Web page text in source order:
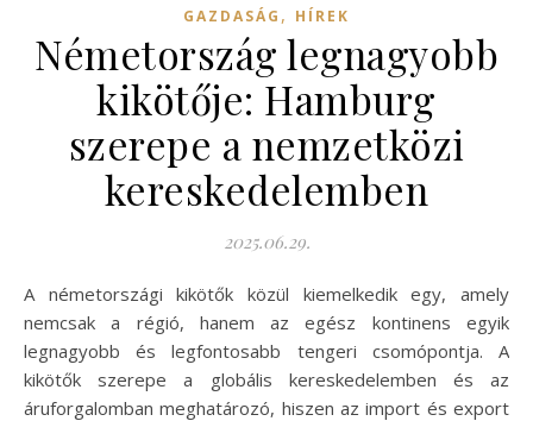
GAZDASÁG , HÍREK
Németország legnagyobb
kikötője: Hamburg
szerepe a nemzetközi
kereskedelemben
2025.06.29.
A németországi kikötők közül kiemelkedik egy, amely
nemcsak a régió, hanem az egész kontinens egyik
legnagyobb és legfontosabb tengeri csomópontja. A
kikötők szerepe a globális kereskedelemben és az
áruforgalomban meghatározó, hiszen az import és export